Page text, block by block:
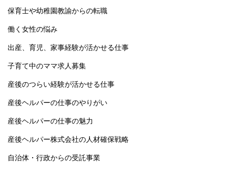
保育士や幼稚園教諭からの転職
働く女性の悩み
出産、育児、家事経験が活かせる仕事
子育て中のママ求人募集
産後のつらい経験が活かせる仕事
産後ヘルパーの仕事のやりがい
産後ヘルパーの仕事の魅力
産後ヘルパー株式会社の人材確保戦略
自治体・行政からの受託事業